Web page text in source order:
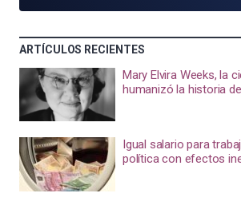
ARTÍCULOS RECIENTES
Mary Elvira Weeks, la
humanizó la historia
Igual salario para
política con efectos